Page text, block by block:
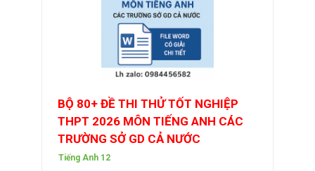
BỘ 80+ ĐỀ THI THỬ TỐT NGHIỆP
THPT 2026 MÔN TIẾNG ANH CÁC
TRƯỜNG SỞ GD CẢ NƯỚC
Tiếng Anh 12